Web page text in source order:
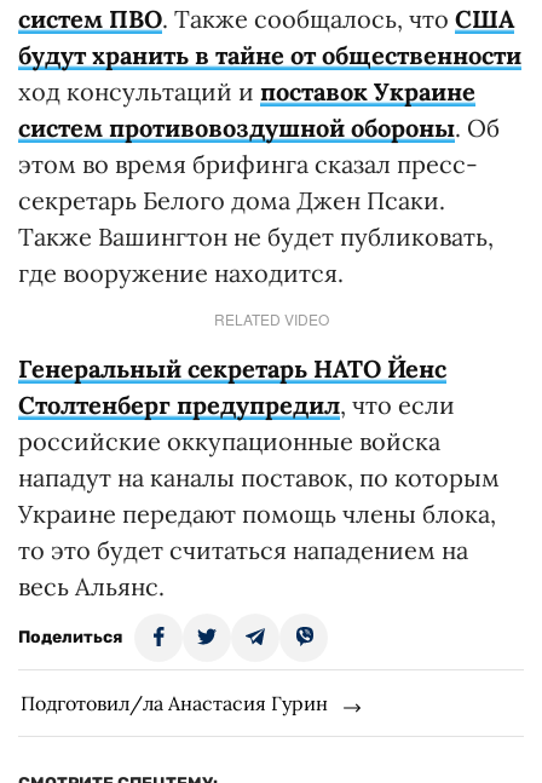
систем ПВО. Также сообщалось, что США
будут хранить в тайне от общественности
ход консультаций и поставок Украине
систем противовоздушной обороны. Об
этом во время брифинга сказал пресс-
секретарь Белого дома Джен Псаки.
Также Вашингтон не будет публиковать,
где вооружение находится.
RELATED VIDEO
Генеральный секретарь НАТО Йенс
Столтенберг предупредил, что если
российские оккупационные войска
нападут на каналы поставок, по которым
Украине передают помощь члены блока,
то это будет считаться нападением на
весь Альянс.
Поделиться
Подготовил/ла Анастасия Гурин